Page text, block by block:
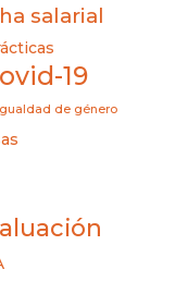
salarial
19
de género